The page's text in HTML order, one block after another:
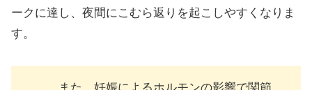
ークに達し、夜間にこむら返りを起こしやすくなりま
す。
また、妊娠によるホルモンの影響で関節